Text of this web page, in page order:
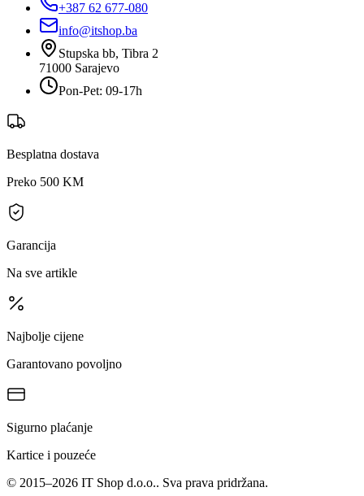
+387 62 677-080
info@itshop.ba
Stupska bb, Tibra 2
71000 Sarajevo
Pon-Pet: 09-17h
Besplatna dostava
Preko 500 KM
Garancija
Na sve artikle
Najbolje cijene
Garantovano povoljno
Sigurno plaćanje
Kartice i pouzeće
© 2015–2026 IT Shop d.o.o.. Sva prava pridržana.